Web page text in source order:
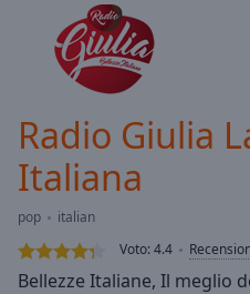
Forward
Duration
Loaded
0.00%
Stream
TypeLIVE
Seek to
Radio Giulia
Italiana
pop
italian
Voto:4.4
Bellezze Italiane, Il meglio